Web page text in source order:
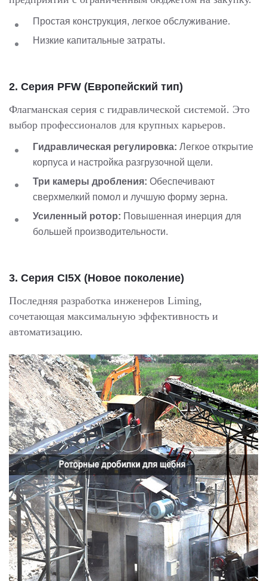
Простая конструкция, легкое обслуживание.
Низкие капитальные затраты.
2. Серия PFW (Европейский тип)
Флагманская серия с гидравлической системой. Это
выбор профессионалов для крупных карьеров.
Гидравлическая регулировка: Легкое открытие
корпуса и настройка разгрузочной щели.
Три камеры дробления: Обеспечивают
сверхмелкий помол и лучшую форму зерна.
Усиленный ротор: Повышенная инерция для
большей производительности.
3. Серия CI5X (Новое поколение)
Последняя разработка инженеров Liming,
сочетающая максимальную эффективность и
автоматизацию.